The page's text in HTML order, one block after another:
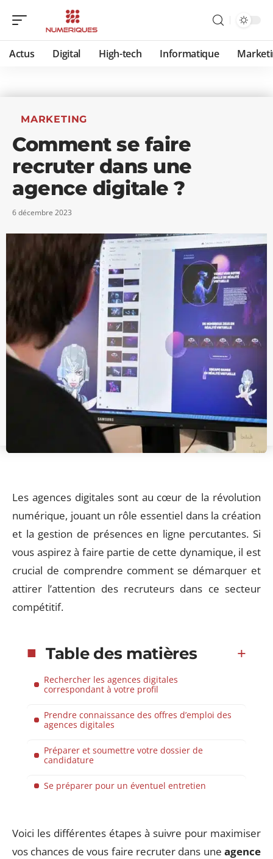
Actus Digital High-tech Informatique
MARKETING
Comment se faire
recruter dans une
agence digitale ?
6 décembre 2023
Les agences digitales sont au cœur de la révolution
numérique, jouant un rôle essentiel dans la création
et la gestion de présences en ligne percutantes. Si
vous aspirez à faire partie de cette dynamique, il est
crucial de comprendre comment se démarquer et
attirer l’attention des recruteurs dans ce secteur
compétitif.
Table des matières
Rechercher les agences digitales
correspondant à votre profil
Prendre connaissance des offres d’emploi des
agences digitales
Préparer et soumettre votre dossier de
candidature
Se préparer pour un éventuel entretien
Voici les différentes étapes à suivre pour maximiser
vos chances de vous faire recruter dans une agence